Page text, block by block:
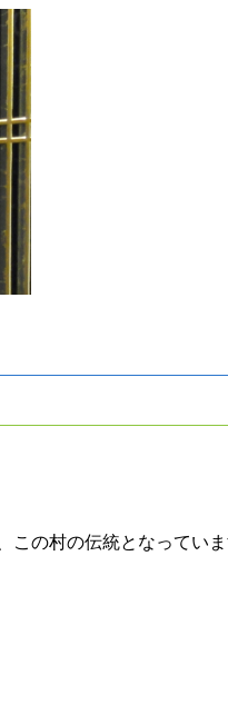
この村の伝統となってい